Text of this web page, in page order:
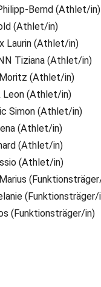
Bernd (Athlet/in)
(Athlet/in)
Laurin (Athlet/in)
Tiziana (Athlet/in)
(Athlet/in)
Leon (Athlet/in)
Simon (Athlet/in)
(Athlet/in)
(Athlet/in)
(Athlet/in)
(Funktionsträger/
(Funktionsträger/in)